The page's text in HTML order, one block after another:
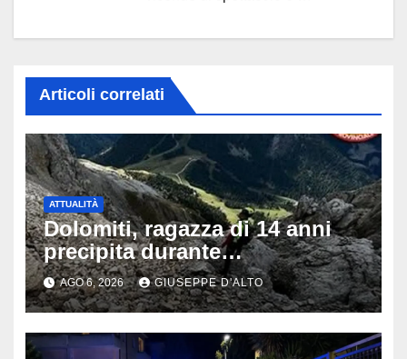
Articoli correlati
ATTUALITÀ
Dolomiti, ragazza di 14 anni
precipita durante
un’escursione: tragedia sul
Latemar davanti alla famiglia
AGO 6, 2026 GIUSEPPE D'ALTO